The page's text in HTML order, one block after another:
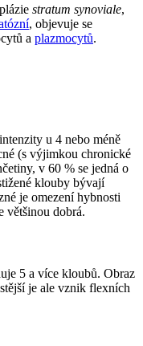
stratum synoviale,
, objevuje se
a plazmocytů.
u 4 nebo méně
(s výjimkou chronické
v 60 % se jedná o
klouby bývají
je omezení hybnosti
většinou dobrá.
5 a více kloubů. Obraz
je ale vznik flexních